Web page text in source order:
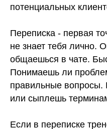
потенциальных
Переписка - первая
не знает тебя лично.
общаешься в чате.
Понимаешь ли
правильные вопросы.
или сыплешь
Если в переписке